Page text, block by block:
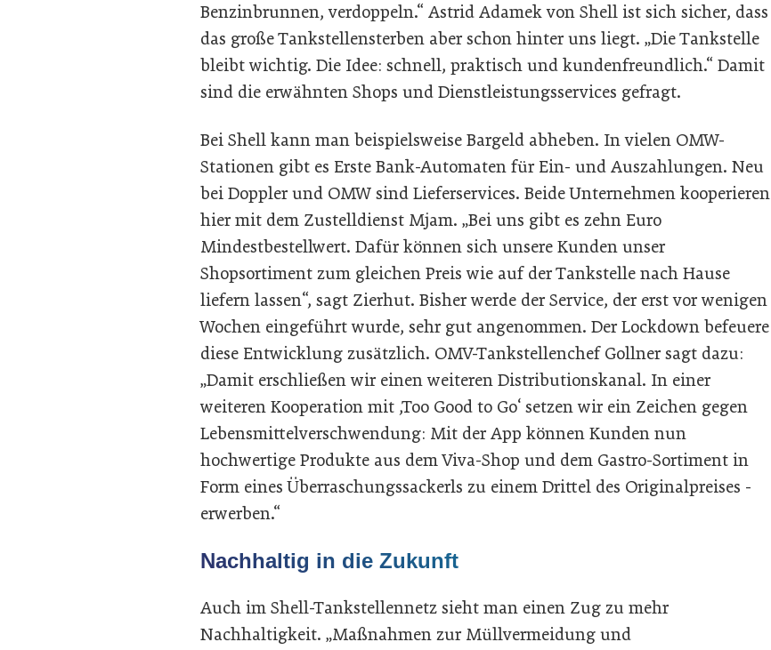
Benzinbrunnen, verdoppeln.“ Astrid Adamek von Shell ist sich sicher, dass
das große Tankstellensterben aber schon hinter uns liegt. „Die Tankstelle
bleibt wichtig. Die Idee: schnell, praktisch und kundenfreundlich.“ Damit
sind die erwähnten Shops und Dienstleistungsservices gefragt.
Bei Shell kann man beispielsweise Bargeld abheben. In vielen OMW-
Stationen gibt es Erste Bank-Automaten für Ein- und Auszahlungen. Neu
bei Doppler und OMW sind Lieferservices. Beide Unternehmen kooperieren
hier mit dem Zustelldienst Mjam. „Bei uns gibt es zehn Euro
Mindestbestellwert. Dafür können sich unsere Kunden unser
Shopsortiment zum gleichen Preis wie auf der Tankstelle nach Hause
liefern lassen“, sagt Zierhut. Bisher werde der Service, der erst vor wenigen
Wochen eingeführt wurde, sehr gut angenommen. Der Lockdown befeuere
diese Entwicklung zusätzlich. OMV-Tankstellenchef Gollner sagt dazu:
„Damit erschließen wir einen weiteren Distributionskanal. In einer
weiteren Kooperation mit ,Too Good to Go‘ setzen wir ein Zeichen gegen
Lebensmittelverschwendung: Mit der App können Kunden nun
hochwertige Produkte aus dem Viva-Shop und dem Gastro-Sortiment in
Form eines Überraschungssackerls zu einem Drittel des Originalpreises ­
erwerben.“
Nachhaltig in die Zukunft
Auch im Shell-Tankstellennetz sieht man einen Zug zu mehr
Nachhaltigkeit. „Maßnahmen zur Müllvermeidung und